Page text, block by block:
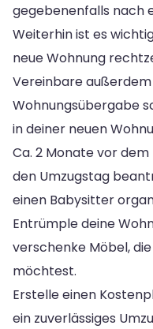
gegebenenfalls nach
Weiterhin ist es
neue Wohnung
Vereinbare
Wohnungsübergabe
in deiner neuen
Ca. 2 Monate vor
den Umzugstag
einen Babysitter
Entrümple deine
verschenke Möbel,
möchtest.
Erstelle einen
ein zuverlässiges